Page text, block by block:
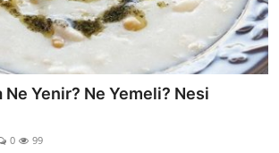
Yenir? Ne Yemeli? Nesi
0 99